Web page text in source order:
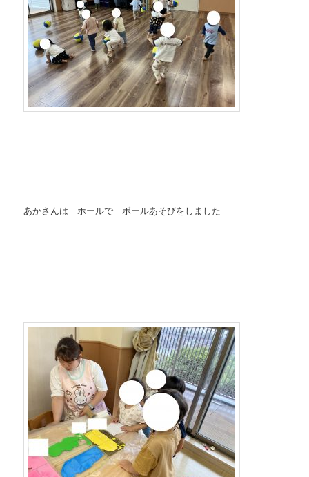
あかさんは ホールで ボールあそびをしました